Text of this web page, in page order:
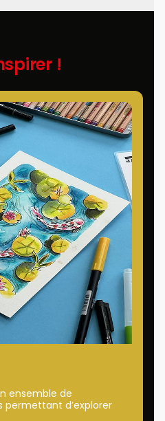
!
ensemble de
permettant d’explorer